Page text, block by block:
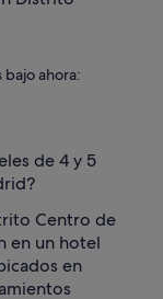
bajo ahora:
de 4 y 5
Centro de
en un hotel
en